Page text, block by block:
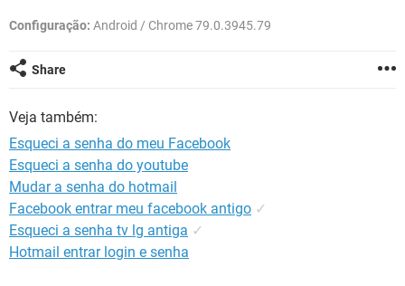
GUIA DE COMPRAS
Configuração: Android / Chrome 79.0.3945.79
Share
Veja também:
Esqueci a senha do meu Facebook
Esqueci a senha do youtube
Mudar a senha do hotmail
Facebook entrar meu facebook antigo ✓
Esqueci a senha tv lg antiga ✓
Hotmail entrar login e senha